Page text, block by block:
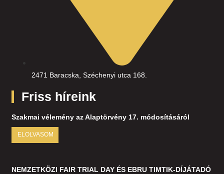
2471 Baracska, Széchenyi utca 168.
Friss híreink
Szakmai vélemény az Alaptörvény 17. módosításáról
ELOLVASOM
NEMZETKÖZI FAIR TRIAL DAY ÉS EBRU TIMTIK-DÍJÁTADÓ